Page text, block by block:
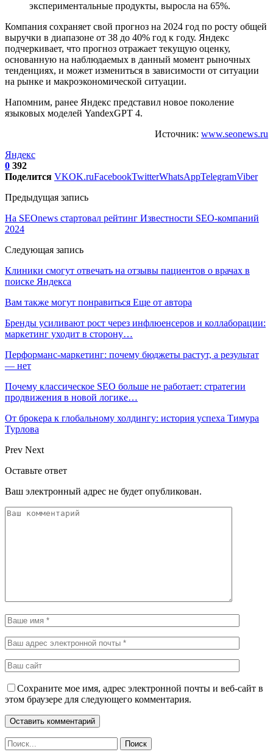
экспериментальные продукты, выросла на 65%.
Компания сохраняет свой прогноз на 2024 год по росту общей
выручки в диапазоне от 38 до 40% год к году. Яндекс
подчеркивает, что прогноз отражает текущую оценку,
основанную на наблюдаемых в данный момент рыночных
тенденциях, и может измениться в зависимости от ситуации
на рынке и макроэкономической ситуации.
Напомним, ранее Яндекс представил новое поколение
языковых моделей YandexGPT 4.
Источник: www.seonews.ru
Яндекс
0 392
Поделится VKOK.ruFacebookTwitterWhatsAppTelegramViber
Предыдущая запись
На SEOnews стартовал рейтинг Известности SEO-компаний
2024
Следующая запись
Клиники смогут отвечать на отзывы пациентов о врачах в
поиске Яндекса
Вам также могут понравиться Еще от автора
Бренды усиливают рост через инфлюенсеров и коллаборации:
маркетинг уходит в сторону…
Перформанс-маркетинг: почему бюджеты растут, а результат
— нет
Почему классическое SEO больше не работает: стратегии
продвижения в новой логике…
От брокера к глобальному холдингу: история успеха Тимура
Турлова
Prev Next
Оставьте ответ
Ваш электронный адрес не будет опубликован.
Сохраните мое имя, адрес электронной почты и веб-сайт в
этом браузере для следующего комментария.